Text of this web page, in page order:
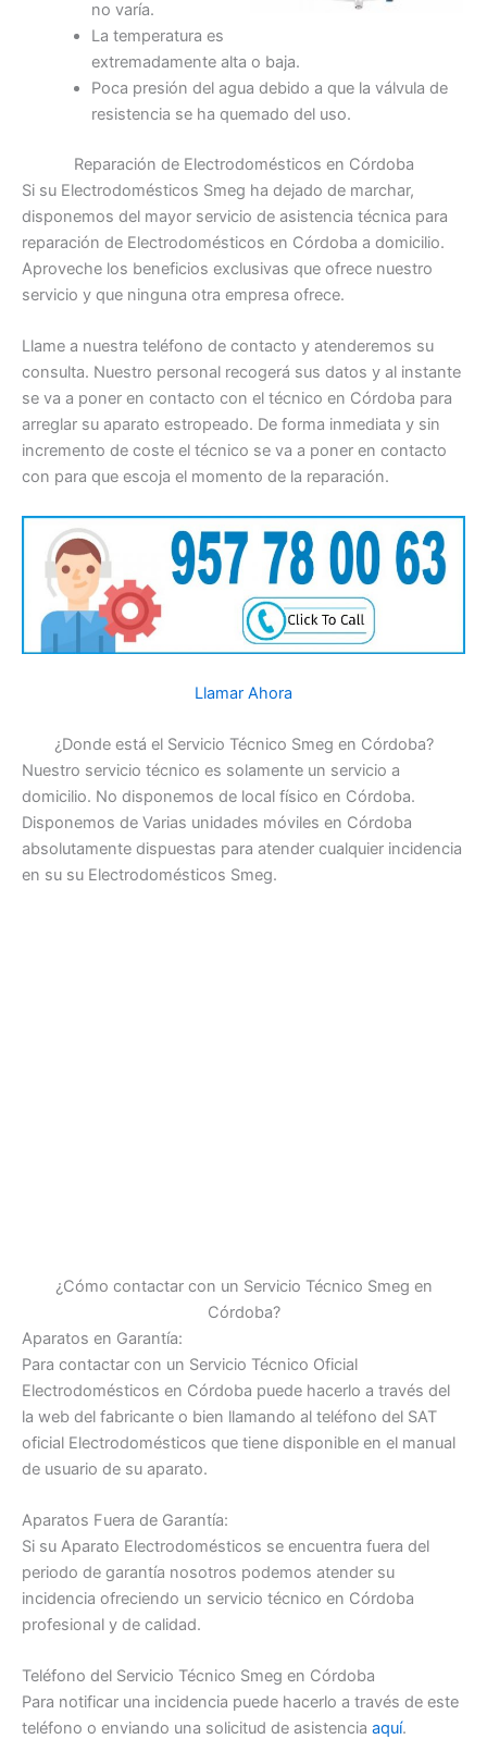
no varía.
La temperatura es
extremadamente alta o baja.
Poca presión del agua debido a que la válvula de
resistencia se ha quemado del uso.
Reparación de Electrodomésticos en Córdoba
Si su Electrodomésticos Smeg ha dejado de marchar,
disponemos del mayor servicio de asistencia técnica para
reparación de Electrodomésticos en Córdoba a domicilio.
Aproveche los beneficios exclusivas que ofrece nuestro
servicio y que ninguna otra empresa ofrece.
Llame a nuestra teléfono de contacto y atenderemos su
consulta. Nuestro personal recogerá sus datos y al instante
se va a poner en contacto con el técnico en Córdoba para
arreglar su aparato estropeado. De forma inmediata y sin
incremento de coste el técnico se va a poner en contacto
con para que escoja el momento de la reparación.
Llamar Ahora
¿Donde está el Servicio Técnico Smeg en Córdoba?
Nuestro servicio técnico es solamente un servicio a
domicilio. No disponemos de local físico en Córdoba.
Disponemos de Varias unidades móviles en Córdoba
absolutamente dispuestas para atender cualquier incidencia
en su su Electrodomésticos Smeg.
¿Cómo contactar con un Servicio Técnico Smeg en
Córdoba?
Aparatos en Garantía:
Para contactar con un Servicio Técnico Oficial
Electrodomésticos en Córdoba puede hacerlo a través del
la web del fabricante o bien llamando al teléfono del SAT
oficial Electrodomésticos que tiene disponible en el manual
de usuario de su aparato.
Aparatos Fuera de Garantía:
Si su Aparato Electrodomésticos se encuentra fuera del
periodo de garantía nosotros podemos atender su
incidencia ofreciendo un servicio técnico en Córdoba
profesional y de calidad.
Teléfono del Servicio Técnico Smeg en Córdoba
Para notificar una incidencia puede hacerlo a través de este
teléfono o enviando una solicitud de asistencia aquí.